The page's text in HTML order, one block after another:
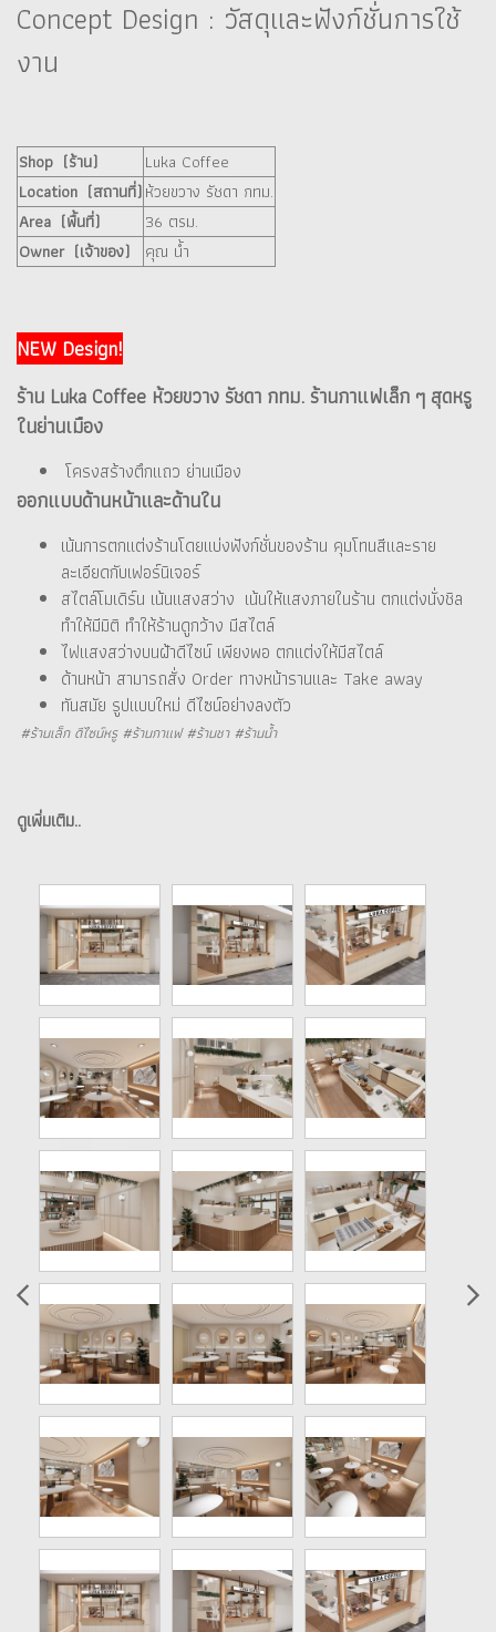
Concept Design : วัสดุและฟังก์ชั่นการใช้
งาน
Shop (ร้าน)
Luka Coffee
Location (สถานที่)ห้วยขวาง รัชดา กทม.
Area (พื้นที่)
36 ตรม.
Owner (เจ้าของ)
คุณ น้ำ
NEW Design!
ร้าน Luka Coffee ห้วยขวาง รัชดา กทม. ร้านกาแฟเล็ก ๆ สุดหรู
ในย่านเมือง
โครงสร้างตึกแถว ย่านเมือง
ออกแบบด้านหน้าและด้านใน
เน้นการตกแต่งร้านโดยแบ่งฟังก์ชั่นของร้าน คุมโทนสีและราย
ละเอียดกับเฟอร์นิเจอร์
สไตล์โมเดิร์น เน้นแสงสว่าง เน้นให้แสงภายในร้าน ตกแต่งนั่งชิล
ทำให้มีมิติ ทำให้ร้านดูกว้าง มีสไตล์
ไฟแสงสว่างบนฝ้าดีไซน์ เพียงพอ ตกแต่งให้มีสไตล์
ด้านหน้า สามารถสั่ง Order ทางหน้ารานและ Take away
ทันสมัย รูปแบบใหม่ ดีไซน์อย่างลงตัว
#ร้านเล็ก ดีไซน์หรู #ร้านกาแฟ #ร้านชา #ร้านน้ำ
ดูเพิ่มเติม..